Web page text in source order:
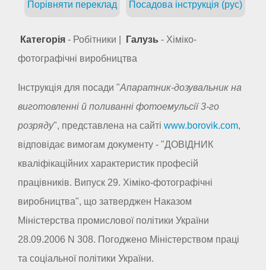
Посадова інструкція (рус)
Порівняти переклад
Категорія - Робітники | Галузь - Хіміко-
фотографічні виробництва
Інструкція для посади "Апаратник-дозувальник на
виготовленні й поливанні фотоемульсії 3-го
розряду", представлена на сайті www.borovik.com,
відповідає вимогам документу - "ДОВІДНИК
кваліфікаційних характеристик професій
працівників. Випуск 29. Хіміко-фотографічні
виробництва", що затверджен Наказом
Міністерства промислової політики України
28.09.2006 N 308. Погоджено Міністерством праці
та соціальної політики України.